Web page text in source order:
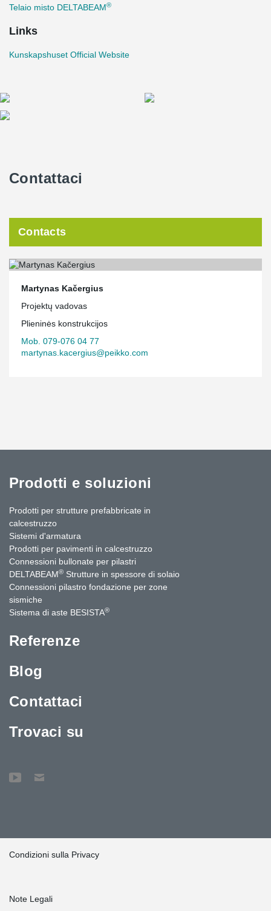
Telaio misto DELTABEAM®
Links
Kunskapshuset Official Website
Contattaci
Contacts
Martynas Kačergius
Projektų vadovas
Plieninės konstrukcijos
Mob. 079-076 04 77
martynas.kacergius@peikko.com
Prodotti e soluzioni
Prodotti per strutture prefabbricate in
calcestruzzo
Sistemi d'armatura
Prodotti per pavimenti in calcestruzzo
Connessioni bullonate per pilastri
DELTABEAM® Strutture in spessore di solaio
Connessioni pilastro fondazione per zone
sismiche
Sistema di aste BESISTA®
Referenze
Blog
Contattaci
Trovaci su
Condizioni sulla Privacy
Note Legali